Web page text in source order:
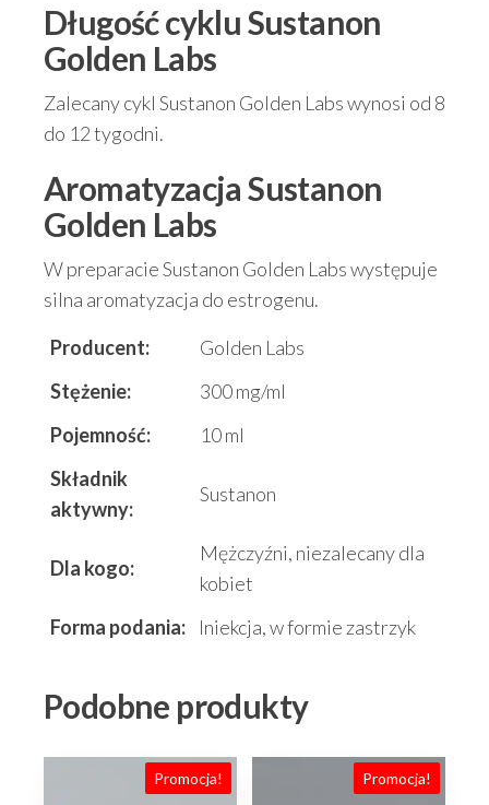
Długość cykluSustanon
Golden Labs
Zalecany cykl Sustanon Golden Labs wynosi od 8
do 12 tygodni.
AromatyzacjaSustanon
Golden Labs
W preparacie Sustanon Golden Labs występuje
silna aromatyzacja do estrogenu.
Producent:
Golden Labs
Stężenie:
300 mg/ml
Pojemność:
10 ml
Składnik
aktywny:
Sustanon
Dla kogo:
Mężczyźni, niezalecany dla
kobiet
Forma podania:
Iniekcja, w formie zastrzyk
Podobne produkty
Promocja! Promocja!